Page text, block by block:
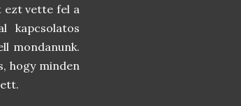
ezt vette fel a
kapcsolatos
mondanunk.
hogy minden